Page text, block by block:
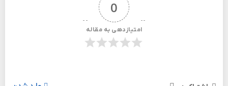
0
امتیازدهی به مقاله